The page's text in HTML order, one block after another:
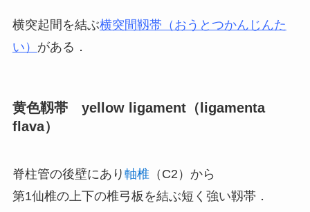
横突起間を結ぶ横突間靱帯（おうとつかんじんた
い） がある．
黄色靱帯 yellow ligament（ligamenta
flava）
脊柱管の後壁にあり 軸椎（C2）から
第1仙椎の上下の椎弓板を結ぶ短く強い靱帯．